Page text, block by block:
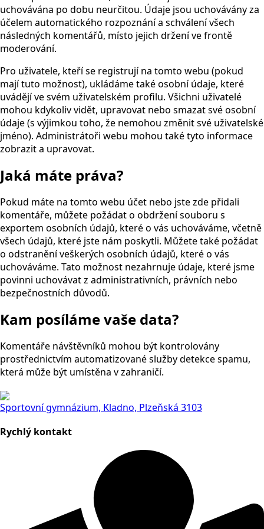
uchovávána po dobu neurčitou. Údaje jsou uchovávány za
účelem automatického rozpoznání a schválení všech
následných komentářů, místo jejich držení ve frontě
moderování.
Pro uživatele, kteří se registrují na tomto webu (pokud
mají tuto možnost), ukládáme také osobní údaje, které
uvádějí ve svém uživatelském profilu. Všichni uživatelé
mohou kdykoliv vidět, upravovat nebo smazat své osobní
údaje (s výjimkou toho, že nemohou změnit své uživatelské
jméno). Administrátoři webu mohou také tyto informace
zobrazit a upravovat.
Jaká máte práva?
Pokud máte na tomto webu účet nebo jste zde přidali
komentáře, můžete požádat o obdržení souboru s
exportem osobních údajů, které o vás uchováváme, včetně
všech údajů, které jste nám poskytli. Můžete také požádat
o odstranění veškerých osobních údajů, které o vás
uchováváme. Tato možnost nezahrnuje údaje, které jsme
povinni uchovávat z administrativních, právních nebo
bezpečnostních důvodů.
Kam posíláme vaše data?
Komentáře návštěvníků mohou být kontrolovány
prostřednictvím automatizované služby detekce spamu,
která může být umístěna v zahraničí.
Sportovní gymnázium, Kladno, Plzeňská 3103
Rychlý kontakt